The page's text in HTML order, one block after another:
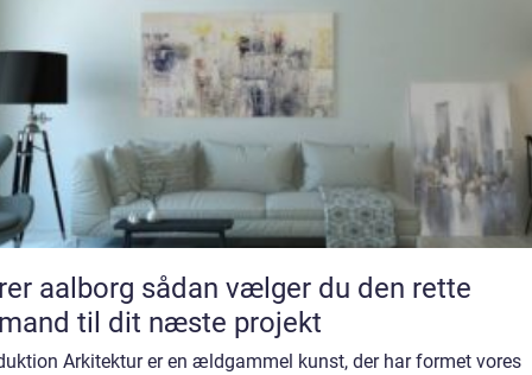
sådan vælger du den rette
til dit næste projekt
Arkitektur er en ældgammel kunst, der har formet vores